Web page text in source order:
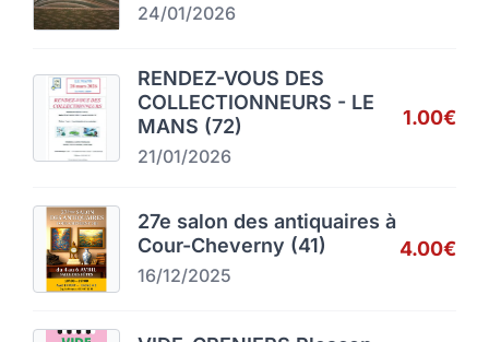
24/01/2026
RENDEZ-VOUS DES
COLLECTIONNEURS - LE
MANS (72)
21/01/2026
1.00€
27e salon des antiquaires à
Cour-Cheverny (41)
16/12/2025
4.00€